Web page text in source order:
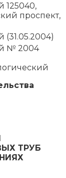
проспект,
№ 2004
ТРУБ